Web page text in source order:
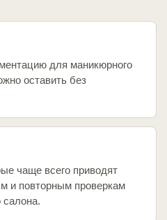
для маникюрного
оставить без
чаще всего приводят
и повторным проверкам
салона.